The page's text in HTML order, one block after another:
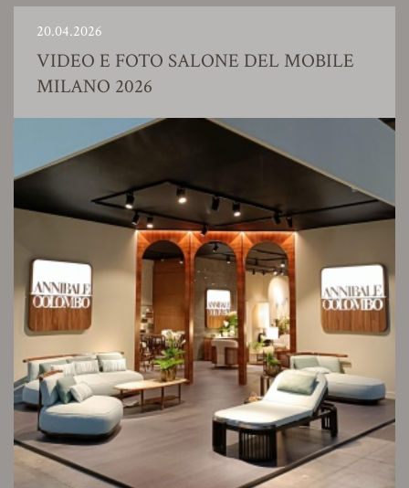
20.04.2026
VIDEO E FOTO SALONE DEL MOBILE
MILANO 2026